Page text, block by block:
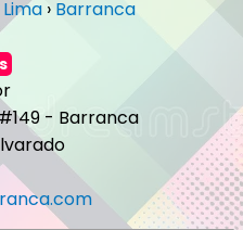
› Barranca
- Barranca